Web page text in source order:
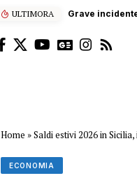
ULTIMORA Grave
Home »Saldi estivi 2026 in
ECONOMIA